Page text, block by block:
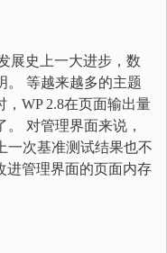
展史上一大进步，数
。 等越来越多的主题
，WP 2.8在页面输出量
对管理界面来说，
一次基准测试结果也不
进管理界面的页面内存